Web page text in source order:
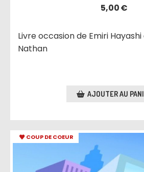
5,00€
Livre occasion de Emiri
Nathan
AJOUTER AU
COUP DE COEUR